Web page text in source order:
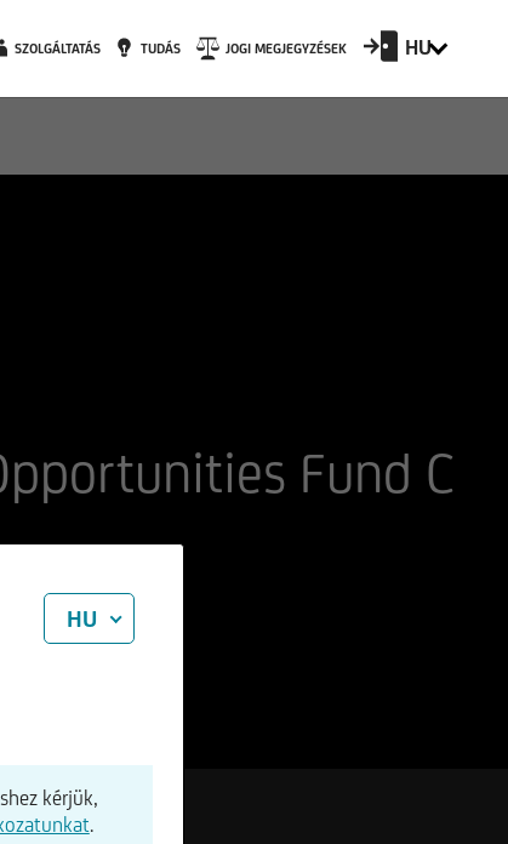
SZOLGÁLTATÁS TUDÁS JOGI MEGJEGYZÉSEK HU
Fund C
HU
kérjük,
.